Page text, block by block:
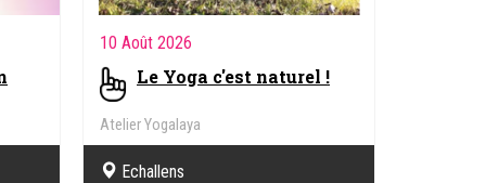
10 Août 2026
Le Yoga c'est naturel !
Atelier Yogalaya
Echallens